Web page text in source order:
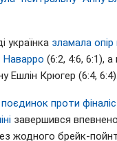
українка зламала опір
Наварро (6:2, 4:6, 6:1),
Ешлін Крюгер (6:4, 6:4).
поєдинок проти
завершився
жодного брейк-